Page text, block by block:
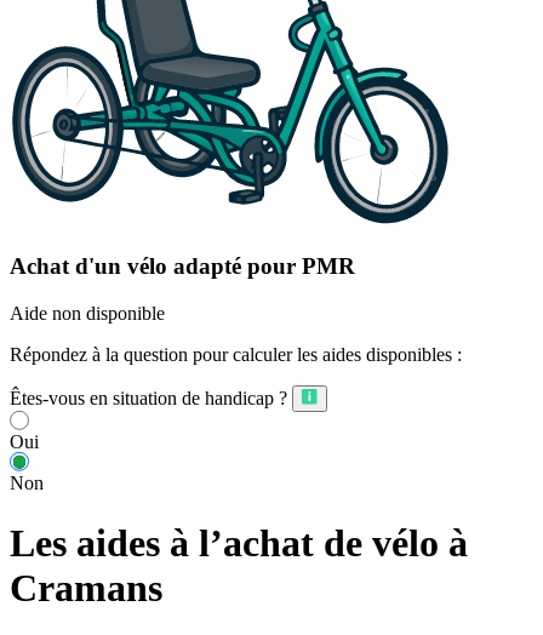
Achat d'un vélo adapté pour PMR
Aide non disponible
Répondez à la question pour calculer les aides disponibles :
Êtes-vous en situation de handicap ?
Oui
Non
Les aides à l’achat de vélo à
Cramans